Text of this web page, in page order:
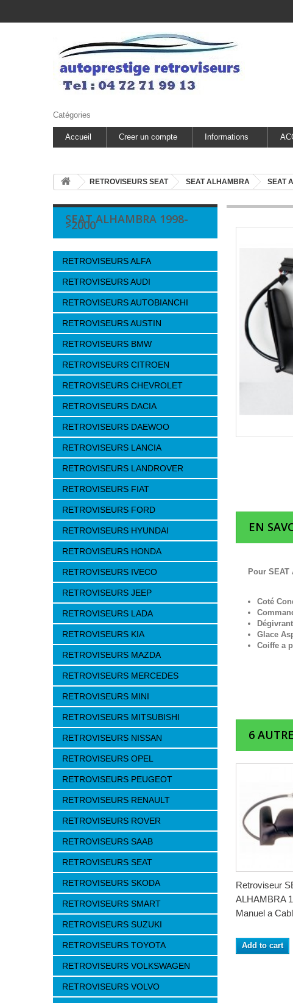
Catégories
Accueil Creer un compte Informations
RETROVISEURS SEAT SEAT ALHAMBRA SEAT
SEAT ALHAMBRA 1998-
>2000
RETROVISEURS ALFA
RETROVISEURS AUDI
RETROVISEURS AUTOBIANCHI
RETROVISEURS AUSTIN
RETROVISEURS BMW
RETROVISEURS CITROEN
RETROVISEURS CHEVROLET
RETROVISEURS DACIA
RETROVISEURS DAEWOO
RETROVISEURS LANCIA
RETROVISEURS LANDROVER
RETROVISEURS FIAT
RETROVISEURS FORD
RETROVISEURS HYUNDAI
RETROVISEURS HONDA
RETROVISEURS IVECO
RETROVISEURS JEEP
RETROVISEURS LADA
RETROVISEURS KIA
RETROVISEURS MAZDA
RETROVISEURS MERCEDES
RETROVISEURS MINI
RETROVISEURS MITSUBISHI
RETROVISEURS NISSAN
RETROVISEURS OPEL
RETROVISEURS PEUGEOT
RETROVISEURS RENAULT
RETROVISEURS ROVER
RETROVISEURS SAAB
RETROVISEURS SEAT
RETROVISEURS SKODA
RETROVISEURS SMART
RETROVISEURS SUZUKI
RETROVISEURS TOYOTA
RETROVISEURS VOLKSWAGEN
RETROVISEURS VOLVO
EN
Pour SEAT
Coté
Dégivrant
Glace
Coiffe a
6
Retroviseur
ALHAMBRA
Manuel a
Add to cart